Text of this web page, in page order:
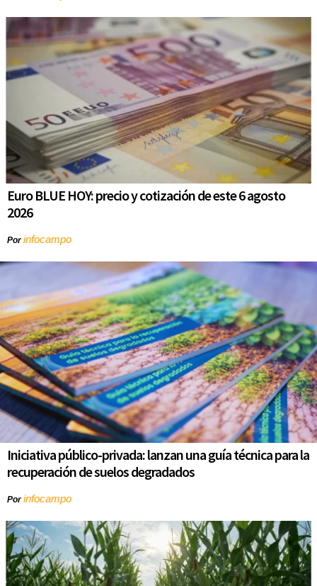
Euro BLUE HOY: precio y cotización de este 6 agosto
2026
Porinfocampo
Iniciativa público-privada: lanzan una guía técnica para la
recuperación de suelos degradados
Porinfocampo